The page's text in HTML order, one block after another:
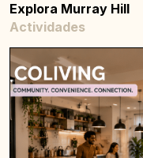
Explora Murray Hill
Actividades